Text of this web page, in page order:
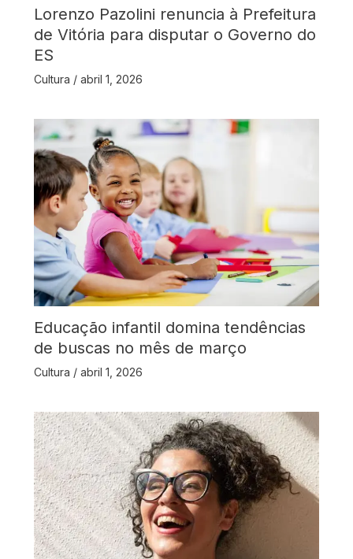
Lorenzo Pazolini renuncia à Prefeitura
de Vitória para disputar o Governo do
ES
Cultura / abril 1, 2026
Educação infantil domina tendências
de buscas no mês de março
Cultura / abril 1, 2026